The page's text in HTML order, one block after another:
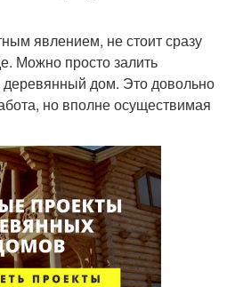
явлением, не стоит сразу
Можно просто залить
дом. Это довольно
но вполне осуществимая